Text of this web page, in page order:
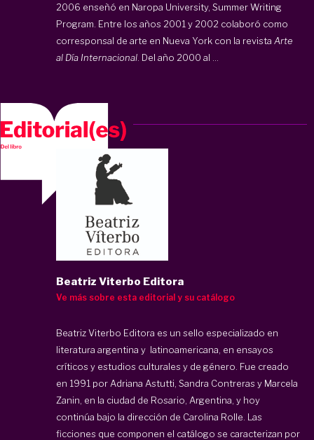
2006 enseñó en Naropa University, Summer Writing
Program. Entre los años 2001 y 2002 colaboró como
corresponsal de arte en Nueva York con la revista Arte
al Día Internacional . Del año 2000 al ...
Beatriz Viterbo Editora
Ve más sobre esta editorial y su catálogo
Beatriz Viterbo Editora es un sello especializado en
literatura argentina y latinoamericana, en ensayos
críticos y estudios culturales y de género. Fue creado
en 1991 por Adriana Astutti, Sandra Contreras y Marcela
Zanin, en la ciudad de Rosario, Argentina, y hoy
continúa bajo la dirección de Carolina Rolle. Las
ficciones que componen el catálogo se caracterizan por